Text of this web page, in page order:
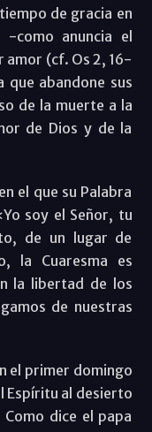
de gracia en
como anuncia el
(cf. Os 2, 16-
que abandone sus
de la muerte a la
de Dios y de la
el que su Palabra
soy el Señor, tu
de un lugar de
la Cuaresma es
la libertad de los
de nuestras
el primer domingo
Espíritu al desierto
dice el papa